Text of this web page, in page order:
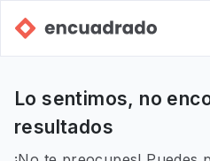
Lo sentimos, no
resultados